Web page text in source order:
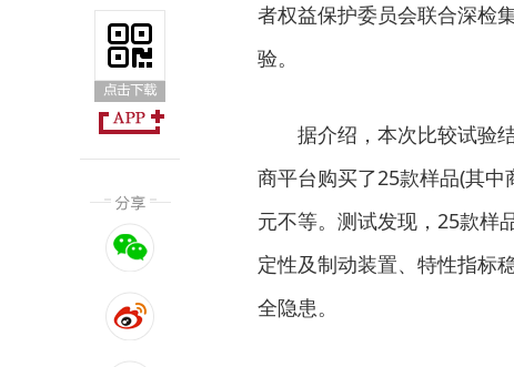
者权益保护委员会联合深检
验。
据介绍，本次比较试验结
商平台购买了25款样品(其
元不等。测试发现，25款样
定性及制动装置、特性指标
全隐患。